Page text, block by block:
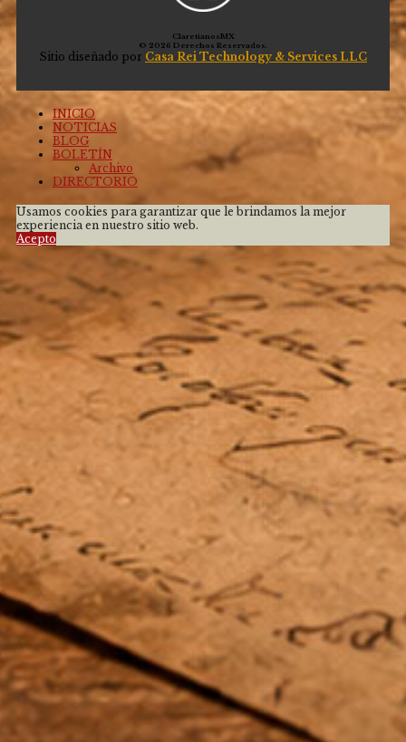
ClaretianosMX
© 2026 Derechos Reservados.
Sitio diseñado por Casa Rei Technology & Services LLC
INICIO
NOTICIAS
BLOG
BOLETÍN
Archivo
DIRECTORIO
Usamos cookies para garantizar que le brindamos la mejor
experiencia en nuestro sitio web.
Acepto